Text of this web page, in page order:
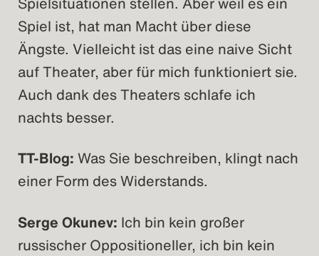
Spiel ist, hat man Macht über diese
Ängste. Vielleicht ist das eine naive Sicht
auf Theater, aber für mich funktioniert sie.
Auch dank des Theaters schlafe ich
nachts besser.
TT-Blog: Was Sie beschreiben, klingt nach
einer Form des Widerstands.
Serge Okunev: Ich bin kein großer
russischer Oppositioneller, ich bin kein